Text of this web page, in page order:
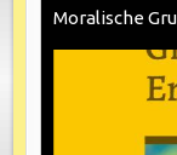
Moralische